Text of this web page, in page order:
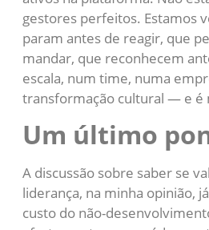
gestores perfeitos. Estamos
param antes de reagir, que
mandar, que reconhecem
escala, num time, numa
transformação cultural — e é
Um último
A discussão sobre saber se
liderança, na minha opinião,
custo do não-